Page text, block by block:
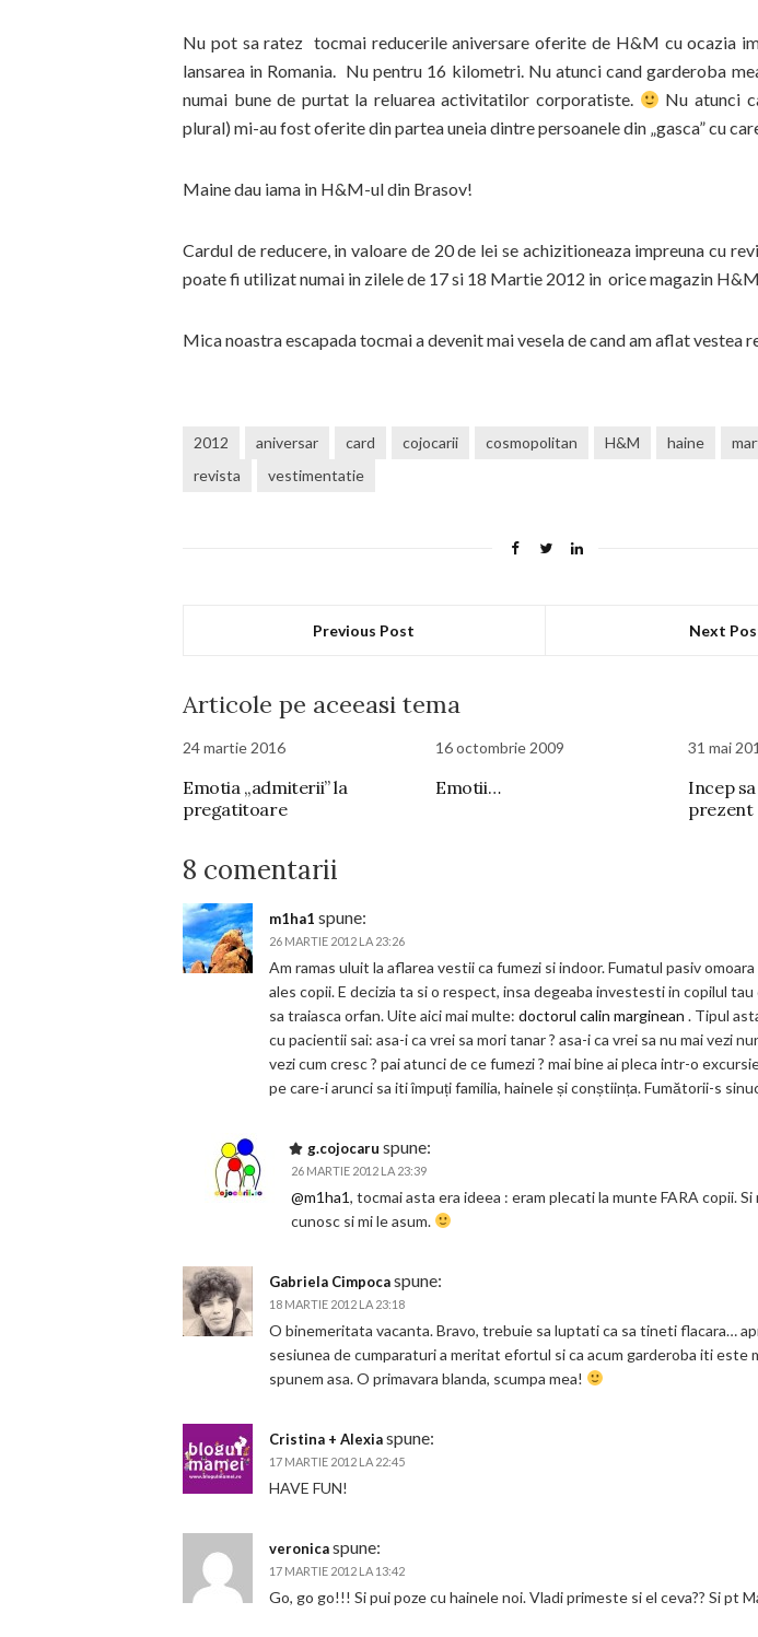
Nu pot sa ratez tocmai reducerile aniversare oferite de H&M cu ocazia
lansarea in Romania. Nu pentru 16 kilometri. Nu atunci cand garderoba
numai bune de purtat la reluarea activitatilor corporatiste.
Nu atunci
plural) mi-au fost oferite din partea uneia dintre persoanele din „gasca” cu
Maine dau iama in H&M-ul din Brasov!
Cardul de reducere, in valoare de 20 de lei se achizitioneaza impreuna cu
poate fi utilizat numai in zilele de 17 si 18 Martie 2012 in orice magazin
Mica noastra escapada tocmai a devenit mai vesela de cand am aflat vestea
2012 aniversar card cojocarii cosmopolitan H&M haine
revista
vestimentatie
Previous Post Next
Articole pe aceeasi tema
24 martie 2016
Emotia „admiterii” la
pregatitoare
16 octombrie 2009
Emotii…
31 mai
Incep
prezent
8 comentarii
m1ha1 spune:
26 MARTIE 2012 LA 23:26
Am ramas uluit la aflarea vestii ca fumezi si indoor. Fumatul pasiv
ales copii. E decizia ta si o respect, insa degeaba investesti in copilul
sa traiasca orfan. Uite aici mai multe: doctorul calin marginean . Tipul
cu pacientii sai: asa-i ca vrei sa mori tanar ? asa-i ca vrei sa nu mai vezi
vezi cum cresc ? pai atunci de ce fumezi ? mai bine ai pleca intr-o
pe care-i arunci sa iti împuți familia, hainele și conștiința. Fumătorii-s
g.cojocaru spune:
26 MARTIE 2012 LA 23:39
@m1ha1, tocmai asta era ideea : eram plecati la munte FARA copii.
cunosc si mi le asum.
Gabriela Cimpocaspune:
18 MARTIE 2012 LA 23:18
O binemeritata vacanta. Bravo, trebuie sa luptati ca sa tineti flacara…
sesiunea de cumparaturi a meritat efortul si ca acum garderoba iti este
spunem asa. O primavara blanda, scumpa mea!
Cristina + Alexiaspune:
17 MARTIE 2012 LA 22:45
HAVE FUN!
veronicaspune:
17 MARTIE 2012 LA 13:42
Go, go go!!! Si pui poze cu hainele noi. Vladi primeste si el ceva?? Si pt